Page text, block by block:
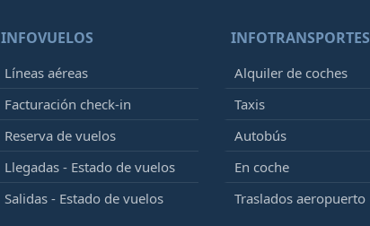
INFOVUELOS
Líneas aéreas
Facturación check-in
Reserva de vuelos
Llegadas - Estado de vuelos
Salidas - Estado de vuelos
INFOTRANSPORTES
Alquiler de coches
Taxis
Autobús
En coche
Traslados aeropuerto